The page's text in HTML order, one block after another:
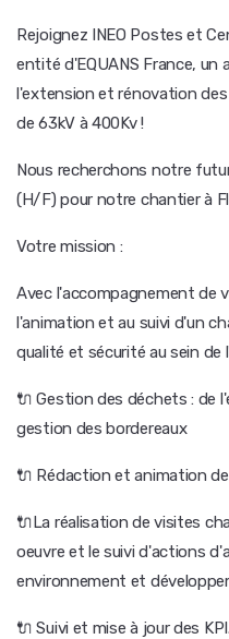
Rejoignez INEO Postes et
entité d'EQUANS France,
l'extension et rénovation
de 63kV à 400Kv !
Nous recherchons notre
(H/F) pour notre chantier à
Votre mission :
Avec l'accompagnement de
l'animation et au suivi d'un
qualité et sécurité au sein de
🔌 Gestion des déchets : de
gestion des bordereaux
🔌 Rédaction et animation
🔌La réalisation de visites
oeuvre et le suivi d'actions
environnement et
🔌 Suivi et mise à jour des KPI.